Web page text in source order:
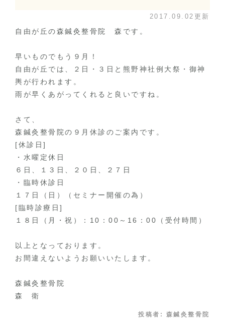
2017.09.02更新
自由が丘の森鍼灸整骨院 森です。
早いものでもう９月！
自由が丘では、２日・３日と熊野神社例大祭・御神
輿が行われます。
雨が早くあがってくれると良いですね。
さて、
森鍼灸整骨院の９月休診のご案内です。
[休診日]
・水曜定休日
６日、１３日、２０日、２７日
・臨時休診日
１７日（日）（セミナー開催の為）
[臨時診療日]
１８日（月・祝）：10：00～16：00（受付時間）
以上となっております。
お間違えないようお願いいたします。
森鍼灸整骨院
森 衛
投稿者: 森鍼灸整骨院